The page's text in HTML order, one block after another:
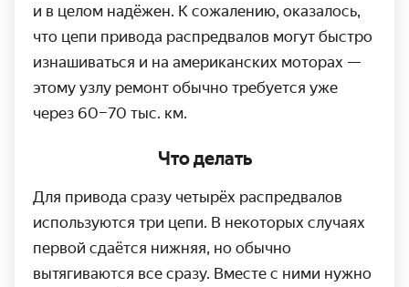
и в целом надёжен. К сожалению, оказалось,
что цепи привода распредвалов могут быстро
изнашиваться и на американских моторах —
этому узлу ремонт обычно требуется уже
через 60–70 тыс. км.
Что делать
Для привода сразу четырёх распредвалов
используются три цепи. В некоторых случаях
первой сдаётся нижняя, но обычно
вытягиваются все сразу. Вместе с ними нужно